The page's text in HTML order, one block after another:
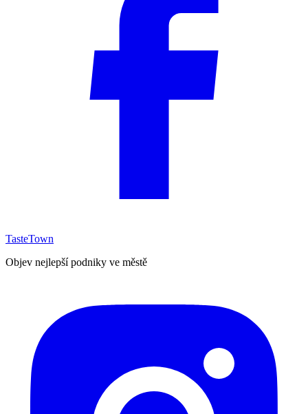
TasteTown
Objev nejlepší podniky ve městě